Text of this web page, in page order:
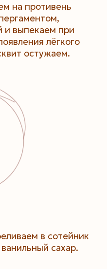
на противень
и выпекаем при
лёгкого
остужаем.
в сотейник
сахар.